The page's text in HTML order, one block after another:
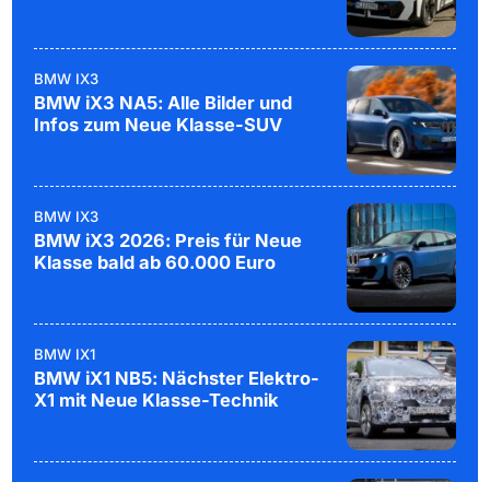
BMW IX3
BMW iX3 NA5: Alle Bilder und
Infos zum Neue Klasse-SUV
BMW IX3
BMW iX3 2026: Preis für Neue
Klasse bald ab 60.000 Euro
BMW IX1
BMW iX1 NB5: Nächster Elektro-
X1 mit Neue Klasse-Technik